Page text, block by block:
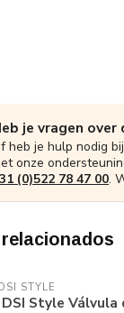
je vragen
heb je hulp nodig
onze
(0)522 78 47 00.
STYLE
DSI Style